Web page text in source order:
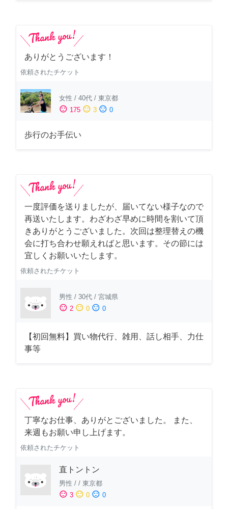
ありがとうございます！
依頼されたチケット
女性 / 40代 / 東京都
sentiment_satisfied 175 sentiment_neutral 3 sentiment_dissatisfied 0
歩行のお手伝い
一度評価を送りましたが、届いてない様子なので
再送いたします。わざわざ早めに時間を割いて頂
きありがとうございました。次回は整理替えの機
会に打ち合わせ願えればと思います。その節には
宜しくお願いいたします。
依頼されたチケット
男性 / 30代 / 宮城県
sentiment_satisfied 2 sentiment_neutral 0 sentiment_dissatisfied 0
【初回無料】買い物代行、雑用、話し相手、力仕
事等
丁寧なお仕事、ありがとございました。 また、
来週もお願い申し上げます。
依頼されたチケット
直トントン
男性 / / 東京都
sentiment_satisfied 3 sentiment_neutral 0 sentiment_dissatisfied 0